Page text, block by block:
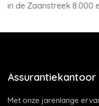
in de Zaanstreek 8.000
Assurantiekantoor
Met onze jarenlange